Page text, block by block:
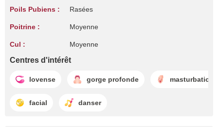
Poils Pubiens : Rasées
Poitrine : Moyenne
Cul : Moyenne
Centres d'intérêt
lovense gorge profonde masturbation
facial danser